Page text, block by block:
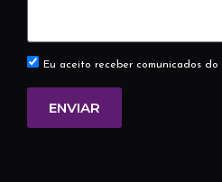
Eu aceito receber comunicados do
ENVIAR